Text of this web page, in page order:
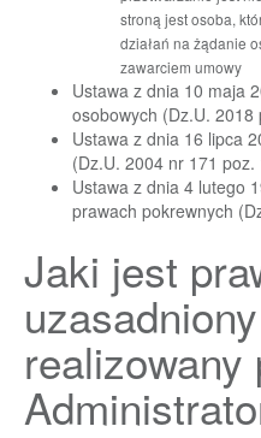
stroną jest osoba,
działań na żądanie
zawarciem umowy
Ustawa z dnia 10 maja
osobowych (Dz.U. 2018
Ustawa z dnia 16 lipca
(Dz.U. 2004 nr 171 poz.
Ustawa z dnia 4 lutego
prawach pokrewnych
Jaki jest
realizowany